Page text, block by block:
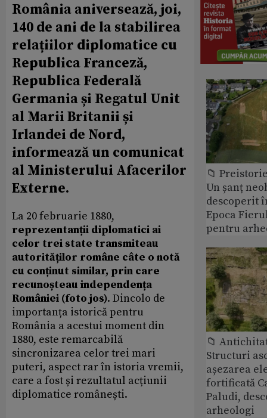
România aniversează, joi,
140 de ani de la stabilirea
relațiilor diplomatice cu
Republica Franceză,
Republica Federală
Germania și Regatul Unit
al Marii Britanii și
Irlandei de Nord,
informează un comunicat
al Ministerului Afacerilor
Externe.
La 20 februarie 1880,
reprezentanții diplomatici ai
celor trei state transmiteau
autorităților române câte o notă
cu conținut similar, prin care
recunoșteau independența
României (foto jos). Dincolo de
importanța istorică pentru
România a acestui moment din
1880, este remarcabilă
sincronizarea celor trei mari
puteri, aspect rar în istoria vremii,
care a fost și rezultatul acțiunii
diplomatice românești.
📁
Un șanț
descoperit
Epoca
pentru
📁
Structuri
așezarea
fortificată
Paludi,
arheologi